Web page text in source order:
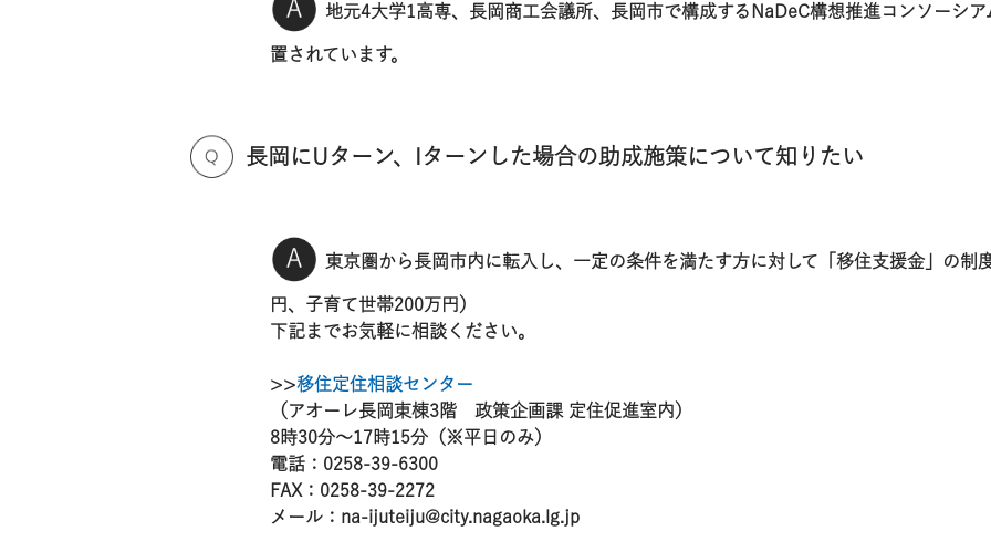
地元4大学1高専、長岡商工会議所、長岡市で構成するNaDeC構想推進コンソーシ
置されています。
長岡にUターン、Iターンした場合の助成施策について知りたい
東京圏から長岡市内に転入し、一定の条件を満たす方に対して「移住支援金」の制
円、子育て世帯200万円）
下記までお気軽に相談ください。
>>移住定住相談センター
（アオーレ長岡東棟3階 政策企画課 定住促進室内）
8時30分～17時15分（※平日のみ）
電話：0258-39-6300
FAX：0258-39-2272
メール：na-ijuteiju@city.nagaoka.lg.jp